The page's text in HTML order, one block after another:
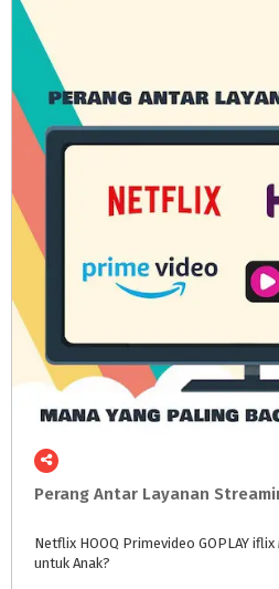
Perang Antar Layanan
Netflix HOOQ Primevideo GOPLAY iflix
untuk Anak?